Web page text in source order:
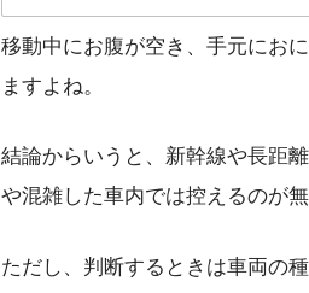
移動中にお腹が空き、手元にお
ますよね。
結論からいうと、新幹線や長距
や混雑した車内では控えるのが無
ただし、判断するときは車両の